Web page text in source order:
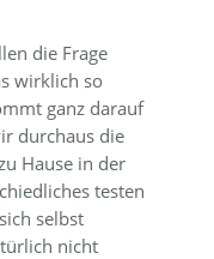
die Frage
wirklich so
ganz darauf
durchaus die
Hause in der
testen
selbst
nicht